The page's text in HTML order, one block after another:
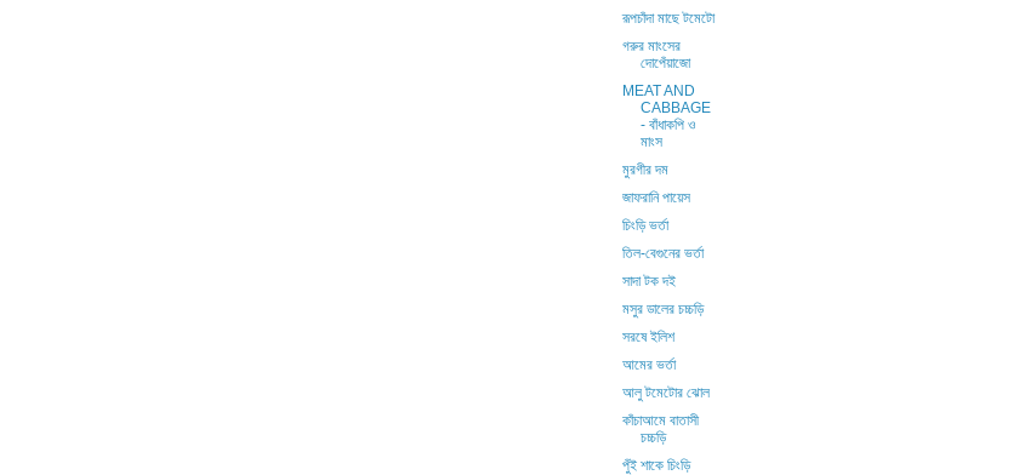
রূপচাঁদা মাছে টমেটো
গরুর মাংসের
দোপেঁয়াজো
MEAT AND
CABBAGE
- বাঁধাকপি ও
মাংস
মুরগীর দম
জাফরানি পায়েস
চিংড়ি ভর্তা
তিল-বেগুনের ভর্তা
সাদা টক দই
মসুর ডালের চচ্চড়ি
সরষে ইলিশ
আমের ভর্তা
আলু টমেটোর ঝোল
কাঁচাআমে বাতাসী
চচ্চড়ি
পুঁই শাকে চিংড়ি